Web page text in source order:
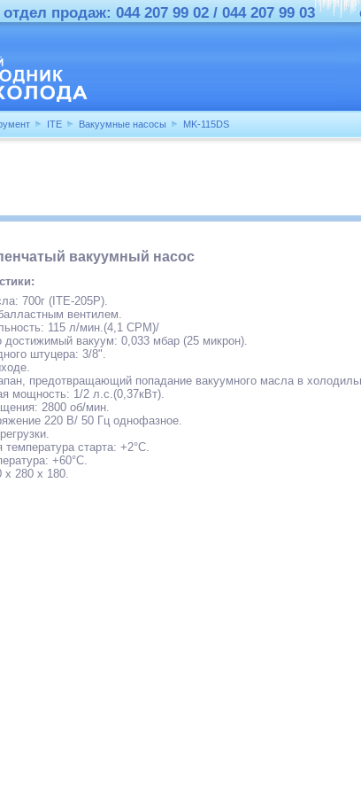
отдел продаж: 044 207 99 02 / 044 207 99 03
ITE Вакуумные насосы MK-115DS
вакуумный насос
700г (IТЕ-205Р).
вентилем.
115 л/мин.(4,1 СРМ)/
достижимый вакуум: 0,033 мбар (25 микрон).
штуцера: 3/8".
предотвращающий попадание вакуумного масла в
мощность: 1/2 л.с.(0,37кВт).
2800 об/мин.
220 В/ 50 Гц однофазное.
старта: +2°С.
+60°С.
х 280 х 180.